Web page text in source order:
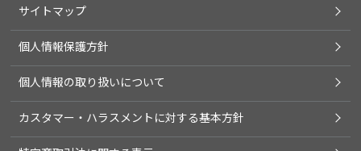
サイトマップ
個人情報保護方針
個人情報の取り扱いについて
カスタマー・ハラスメントに対する基本方針